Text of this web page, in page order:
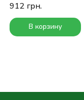
912 грн.
В корзину